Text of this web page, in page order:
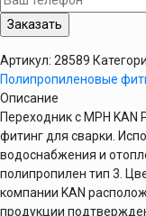
32х1"
KAN
Артикул: 28589
Полипропиленовые
Описание
Переходник с МРН KAN
фитинг для сварки.
водоснабжения и
полипропилен тип 3.
компании KAN
продукции